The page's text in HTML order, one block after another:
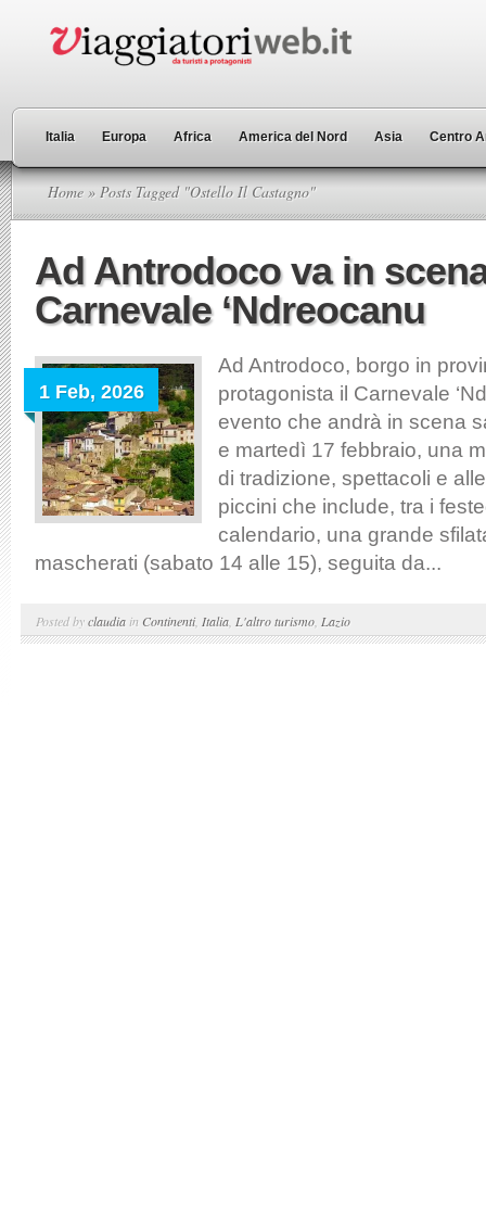
Italia Europa Africa America del Nord Asia Centro
Home » Posts Tagged "Ostello Il Castagno"
Ad Antrodoco va in
Carnevale ‘Ndreocanu
1 Feb, 2026
Ad Antrodoco, borgo in
protagonista il Carnevale
evento che andrà in scena
e martedì 17 febbraio, una
di tradizione, spettacoli e
piccini che include, tra i
calendario, una grande
mascherati (sabato 14 alle 15), seguita da...
Posted byclaudia in Continenti, Italia L'altro turismo Lazio